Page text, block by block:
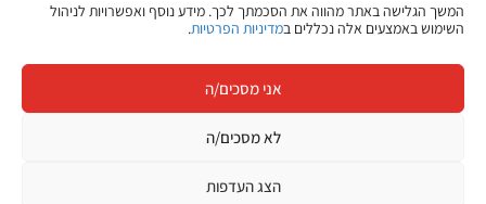
המשך הגלישה באתר מהווה את הסכמתך לכך. מידע נוסף ואפשרויות לניהול
השימוש באמצעים אלה נכללים במדיניות הפרטיות.
אני מסכים/ה
לא מסכים/ה
הצג העדפות
לפרטים לחצו כאן